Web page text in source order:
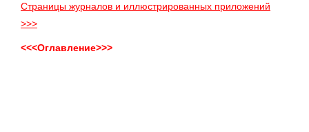
Страницы журналов и иллюстрированных приложений
>>>
<<<Оглавление>>>